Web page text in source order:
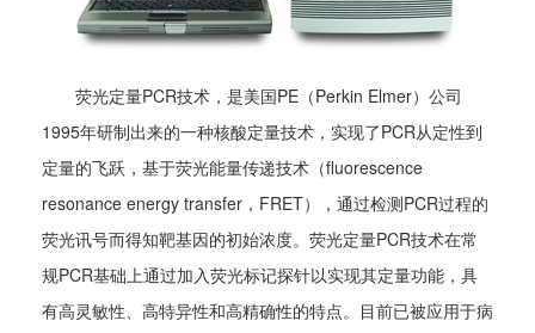
荧光定量PCR技术，是美国PE（Perkin Elmer）公司
1995年研制出来的一种核酸定量技术，实现了PCR从定性到
定量的飞跃，基于荧光能量传递技术（fluorescence
resonance energy transfer，FRET），通过检测PCR过程的
荧光讯号而得知靶基因的初始浓度。荧光定量PCR技术在常
规PCR基础上通过加入荧光标记探针以实现其定量功能，具
有高灵敏性、高特异性和高精确性的特点。目前已被应用于病